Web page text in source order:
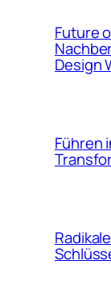
Future
Design
Führen